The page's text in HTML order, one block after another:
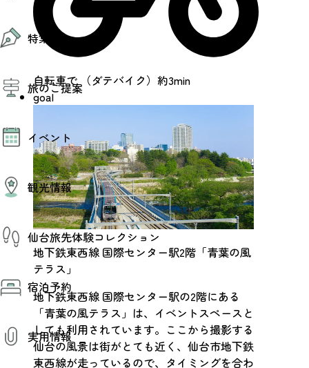
お知らせ
お得なチケット
仙台の魅力
エリアガイド
復興に向けて
仙台から行く東北周遊旅
伝統的工芸品
特集
特集
夜時間トピックス
旅のご提案
AIおまかせコース
オリジナルプラン
みんなの旅行記
イベント
イベント情報
その他イベント情報（音楽・展示会）
スポーツ情報
コンベンション情報
観光情報
観光スポット
温泉
美味いもの
季節のイベント
プロスポーツチーム・プロオーケストラ
仙台の銘品
仙台夜時間
宿泊施設
仙台観光マップ
仙台旅先体験コレクション
仙台旅先体験コレクション
体験プログラム検索（予約）
体験事業者からのお知らせ
体験トピックス
体験事業者
宿泊予約
宿泊予約
実用情報
自転車で （ダテバイク）約3min
goal
地下鉄東西線 国際センター駅2階「青葉の風
テラス」
地下鉄東西線 国際センター駅の2階にある
「青葉の風テラス」は、イベントスペースと
しても利用されています。ここから撮影する
仙台の風景は街がとても近く、仙台市地下鉄
東西線が走っているので、タイミングを合わ